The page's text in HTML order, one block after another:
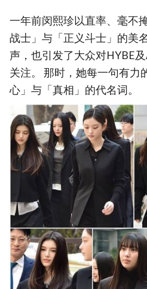
一年前闵熙珍以直率、毫不
战士」与「正义斗士」的美
声，也引发了大众对HYBE
关注。 那时，她每一句有力
心」与「真相」的代名词。